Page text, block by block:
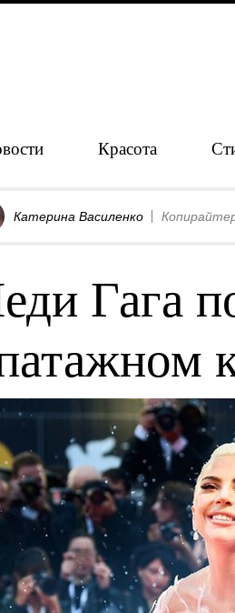
Красота
Катерина Василенко
Гага